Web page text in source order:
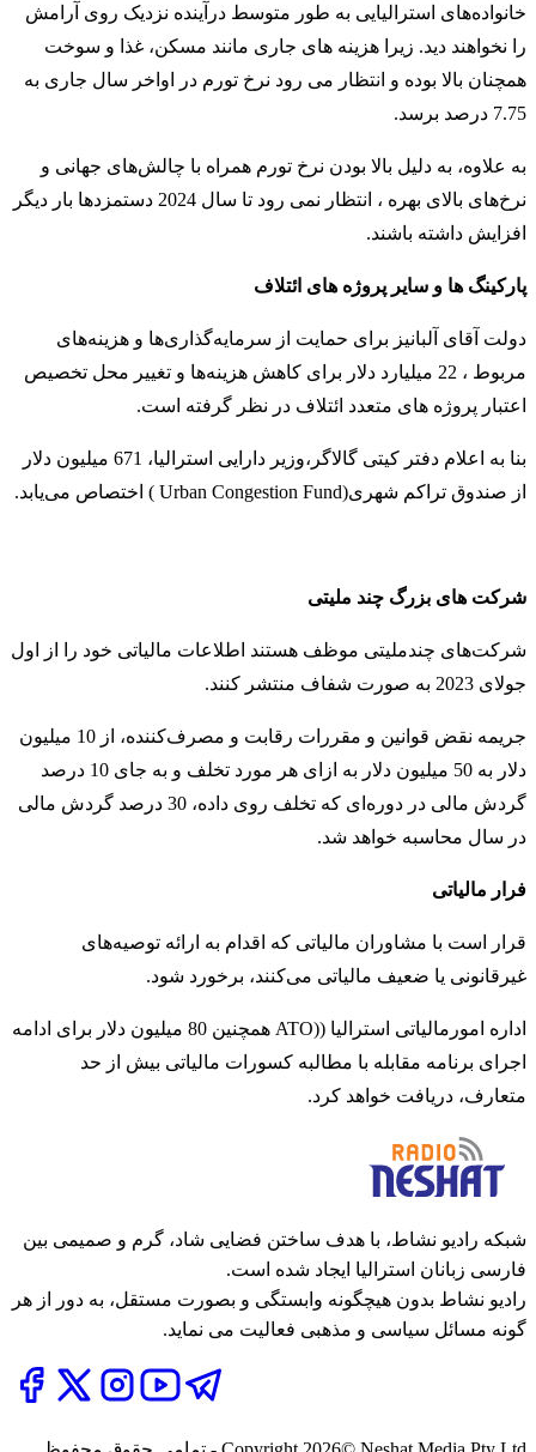
خانواده‌های استرالیایی به طور متوسط درآینده نزدیک روی آرامش
را نخواهند دید. زیرا هزینه های جاری مانند مسکن، غذا و سوخت
همچنان بالا بوده و انتظار می رود نرخ تورم در اواخر سال جاری به
7.75 درصد برسد.
به علاوه، به دلیل بالا بودن نرخ تورم همراه با چالش‌های جهانی و
نرخ‌های بالای بهره ، انتظار نمی رود تا سال 2024 دستمزدها بار دیگر
افزایش داشته باشند.
پارکینگ ها و سایر پروژه های ائتلاف
دولت آقای آلبانیز برای حمایت از سرمایه‌گذاری‌ها و هزینه‌های
مربوط ، 22 میلیارد دلار برای کاهش هزینه‌ها و تغییر محل تخصیص
اعتبار پروژه های متعدد ائتلاف در نظر گرفته است.
بنا به اعلام دفتر کیتی گالاگر،وزیر دارایی استرالیا، 671 میلیون دلار
از صندوق تراکم شهری(Urban Congestion Fund ) اختصاص می‌یابد.
شرکت های بزرگ چند ملیتی
شرکت‌های چند‌ملیتی موظف هستند اطلاعات مالیاتی خود را از اول
جولای 2023 به صورت شفاف منتشر کنند.
جریمه نقض قوانین و مقررات رقابت و مصرف‌کننده، از 10 میلیون
دلار به 50 میلیون دلار به ازای هر مورد تخلف و به جای 10 درصد
گردش مالی در دوره‌ای که تخلف روی داده، 30 درصد گردش مالی
در سال محاسبه خواهد شد.
فرار مالیاتی
قرار است با مشاوران مالیاتی که اقدام به ارائه توصیه‌های
غیرقانونی یا ضعیف مالیاتی می‌کنند، برخورد شود.
اداره امورمالیاتی استرالیا ((ATO همچنین 80 میلیون دلار برای ادامه
اجرای برنامه مقابله با مطالبه کسورات مالیاتی بیش از حد
متعارف، دریافت خواهد کرد.
شبکه رادیو نشاط، با هدف ساختن فضایی شاد، گرم و صمیمی بین
فارسی زبانان استرالیا ایجاد شده است.
رادیو نشاط بدون هیچگونه وابستگی و بصورت مستقل، به دور از هر
گونه مسائل سیاسی و مذهبی فعالیت می نماید.